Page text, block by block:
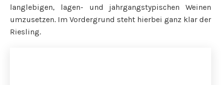
langlebigen, lagen- und jahrgangstypischen Weinen
umzusetzen. Im Vordergrund steht hierbei ganz klar der
Riesling.